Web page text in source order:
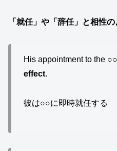
「就任」や「辞任」と相性
His appointment to the
effect.
彼は○○に即時就任する